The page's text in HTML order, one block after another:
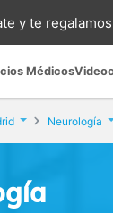
yte regalamos
Médicos
Neurología